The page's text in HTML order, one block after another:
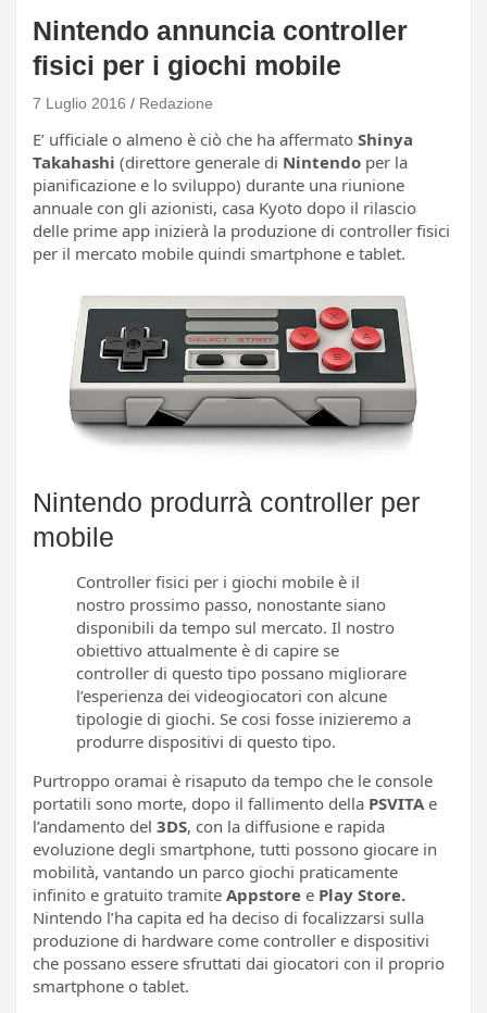
Nintendo annuncia controller
fisici per i giochi mobile
7 Luglio 2016 Redazione
E’ ufficiale o almeno è ciò che ha affermato Shinya
Takahashi (direttore generale di Nintendo per la
pianificazione e lo sviluppo) durante una riunione
annuale con gli azionisti, casa Kyoto dopo il rilascio
delle prime app inizierà la produzione di controller fisici
per il mercato mobile quindi smartphone e tablet.
Nintendo produrrà controller per
mobile
Controller fisici per i giochi mobile è il
nostro prossimo passo, nonostante siano
disponibili da tempo sul mercato. Il nostro
obiettivo attualmente è di capire se
controller di questo tipo possano migliorare
l’esperienza dei videogiocatori con alcune
tipologie di giochi. Se cosi fosse inizieremo a
produrre dispositivi di questo tipo.
Purtroppo oramai è risaputo da tempo che le console
portatili sono morte, dopo il fallimento della PSVITAe
l’andamento del 3DS, con la diffusione e rapida
evoluzione degli smartphone, tutti possono giocare in
mobilità, vantando un parco giochi praticamente
infinito e gratuito tramite Appstore e Play Store.
Nintendo l’ha capita ed ha deciso di focalizzarsi sulla
produzione di hardware come controller e dispositivi
che possano essere sfruttati dai giocatori con il proprio
smartphone o tablet.